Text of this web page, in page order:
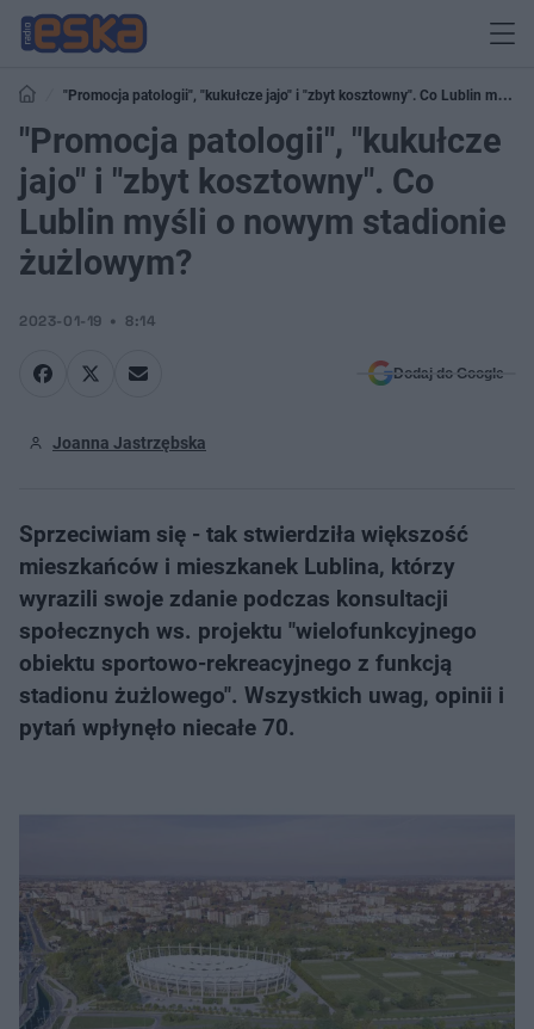
"Promocja patologii", "kukułcze jajo" i "zbyt kosztowny". Co Lublin myśli
o nowym stadionie żużlowym?
"Promocja patologii", "kukułcze
jajo" i "zbyt kosztowny". Co
Lublin myśli o nowym stadionie
żużlowym?
2023-01-19 8:14
Dodaj do Google
Joanna Jastrzębska
Sprzeciwiam się - tak stwierdziła większość
mieszkańców i mieszkanek Lublina, którzy
wyrazili swoje zdanie podczas konsultacji
społecznych ws. projektu "wielofunkcyjnego
obiektu sportowo-rekreacyjnego z funkcją
stadionu żużlowego". Wszystkich uwag, opinii i
pytań wpłynęło niecałe 70.